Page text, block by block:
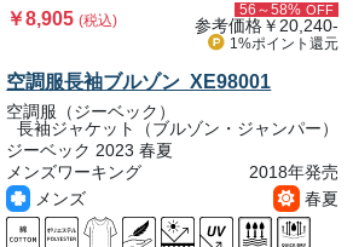
￥8,905(税込)
56～58% OFF
参考価格￥20,240-
1%ポイント 還元
空調服長袖ブルゾン XE98001
空調服（ジーベック）
長袖ジャケット（ブルゾン・ジャンパー）
ジーベック 2023 春夏
メンズワーキング
2018年発売
メンズ
春夏